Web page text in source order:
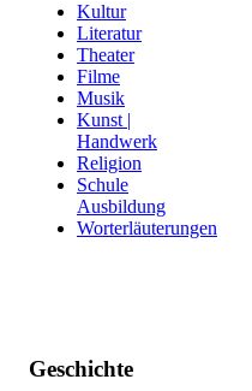
Kultur
Literatur
Theater
Filme
Musik
Kunst |
Handwerk
Religion
Schule
Ausbildung
Worterläuterungen
Geschichte